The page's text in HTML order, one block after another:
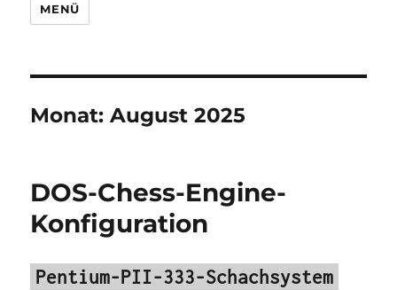
MENÜ
Monat:August 2025
DOS-Chess-Engine-
Konfiguration
Pentium-PII-333-Schachsystem